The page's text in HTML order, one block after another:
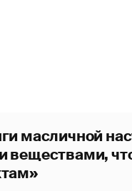
масличной
веществами,